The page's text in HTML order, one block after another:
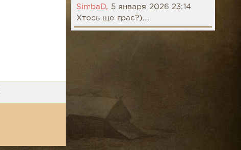
SimbaD,
5 января 2026 23:14
Хтось ще грає?)...